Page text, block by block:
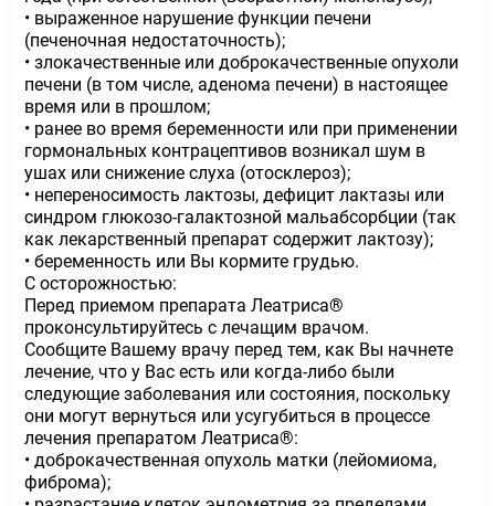
• выраженное нарушение функции печени
(печеночная недостаточность);
• злокачественные или доброкачественные опухоли
печени (в том числе, аденома печени) в настоящее
время или в прошлом;
• ранее во время беременности или при применении
гормональных контрацептивов возникал шум в
ушах или снижение слуха (отосклероз);
• непереносимость лактозы, дефицит лактазы или
синдром глюкозо-галактозной мальабсорбции (так
как лекарственный препарат содержит лактозу);
• беременность или Вы кормите грудью.
С осторожностью:
Перед приемом препарата Леатриса®
проконсультируйтесь с лечащим врачом.
Сообщите Вашему врачу перед тем, как Вы начнете
лечение, что у Вас есть или когда-либо были
следующие заболевания или состояния, поскольку
они могут вернуться или усугубиться в процессе
лечения препаратом Леатриса®:
• доброкачественная опухоль матки (лейомиома,
фиброма);